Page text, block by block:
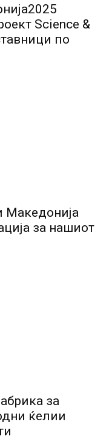
Science &
по
Македонија
за нашиот
за
ќелии